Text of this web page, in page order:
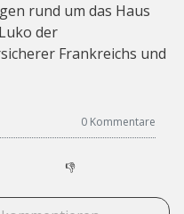
rund um das Haus
der
Frankreichs und
0 Kommentare
👎